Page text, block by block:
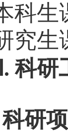
科生
究生
Ⅲ. 科
科研